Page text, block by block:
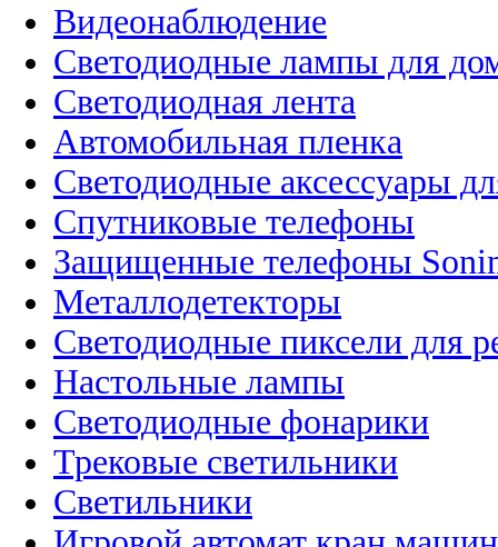
Видеонаблюдение
Светодиодные лампы для
Светодиодная лента
Автомобильная пленка
Светодиодные аксессуары
Спутниковые телефоны
Защищенные телефоны
Металлодетекторы
Светодиодные пиксели для
Настольные лампы
Светодиодные фонарики
Трековые светильники
Светильники